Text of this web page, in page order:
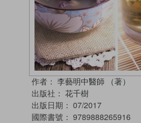
作者： 李藝明中醫師 （著）
出版社： 花千樹
出版日期： 07/2017
國際書號： 9789888265916